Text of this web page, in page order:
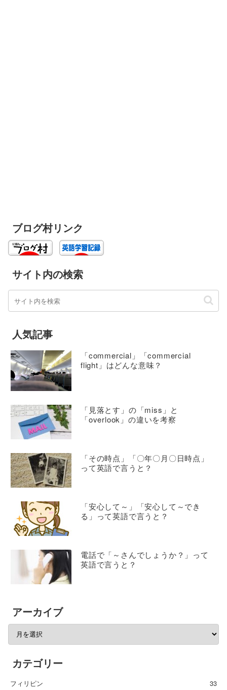
ブログ村リンク
サイト内の検索
人気記事
「commercial」「commercial
flight」はどんな意味？
「見落とす」の「miss」と
「overlook」の違いを考察
「その時点」「〇年〇月〇日時点」
って英語で言うと？
「安心して～」「安心して～でき
る」って英語で言うと？
電話で「～さんでしょうか？」って
英語で言うと？
アーカイブ
カテゴリー
フィリピン
33